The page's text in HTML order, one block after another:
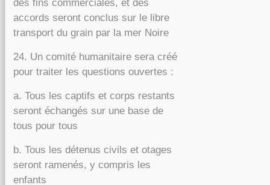
des fins commerciales, et des
accords seront conclus sur le libre
transport du grain par la mer Noire
24. Un comité humanitaire sera créé
pour traiter les questions ouvertes :
a. Tous les captifs et corps restants
seront échangés sur une base de
tous pour tous
b. Tous les détenus civils et otages
seront ramenés, y compris les
enfants